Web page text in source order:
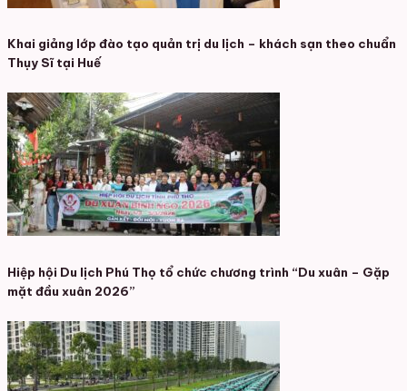
Khai giảng lớp đào tạo quản trị du lịch – khách sạn theo chuẩn
Thụy Sĩ tại Huế
Hiệp hội Du lịch Phú Thọ tổ chức chương trình “Du xuân – Gặp
mặt đầu xuân 2026”